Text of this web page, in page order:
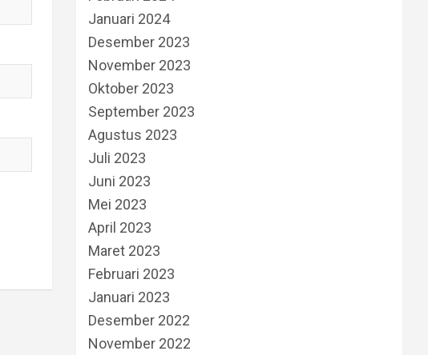
Januari 2024
Desember 2023
November 2023
Oktober 2023
September 2023
Agustus 2023
Juli 2023
Juni 2023
Mei 2023
April 2023
Maret 2023
Februari 2023
Januari 2023
Desember 2022
November 2022